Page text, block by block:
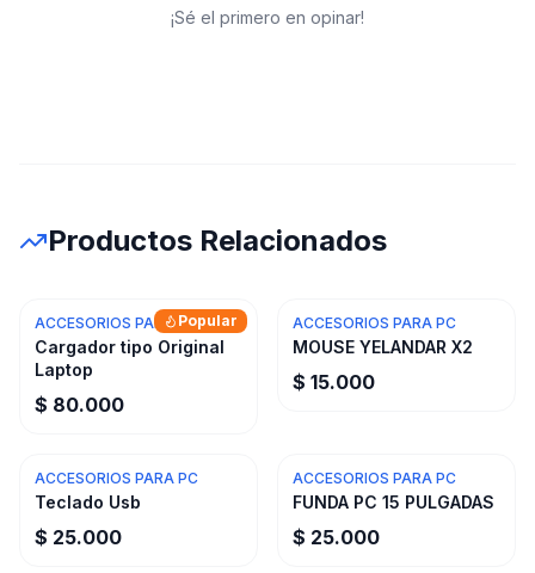
¡Sé el primero en opinar!
Productos Relacionados
Popular
ACCESORIOS PARA PC
Cargador tipo Original
Laptop
$ 80.000
ACCESORIOS PARA PC
MOUSE YELANDAR X2
$ 15.000
ACCESORIOS PARA PC
Teclado Usb
$ 25.000
ACCESORIOS PARA PC
FUNDA PC 15 PULGADAS
$ 25.000